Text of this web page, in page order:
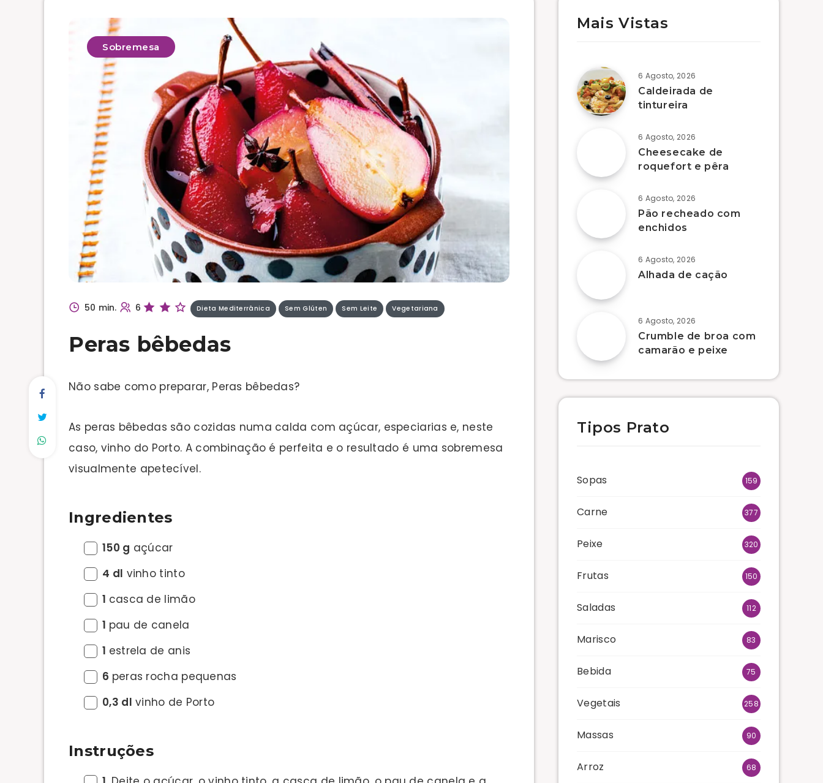
Sobremesa
50 min. 6 Dieta Mediterrânica Sem Glúten Sem Leite Vegetariana
Peras bêbedas
Não sabe como preparar, Peras bêbedas?
As peras bêbedas são cozidas numa calda com açúcar, especiarias e, neste
caso, vinho do Porto. A combinação é perfeita e o resultado é uma sobremesa
visualmente apetecível.
Ingredientes
150 g açúcar
4 dl vinho tinto
1 casca de limão
1 pau de canela
1 estrela de anis
6 peras rocha pequenas
0,3 dl vinho de Porto
Instruções
Mais Vistas
6 Agosto, 2026
Caldeirada de
tintureira
6 Agosto, 2026
Cheesecake de
roquefort e pêra
6 Agosto, 2026
Pão recheado com
enchidos
6 Agosto, 2026
Alhada de cação
6 Agosto, 2026
Crumble de broa com
camarão e peixe
Tipos Prato
Sopas 159
Carne 377
Peixe 320
Frutas 150
Saladas 112
Marisco 83
Bebida 75
Vegetais 258
Massas 90
Arroz 68